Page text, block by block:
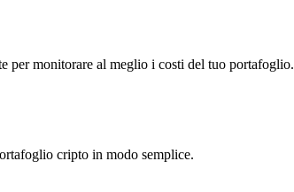
per monitorare al meglio i costi del tuo portafoglio.
cripto in modo semplice.